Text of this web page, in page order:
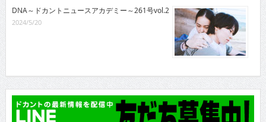
DNA～ドカントニュースアカデミー～261号vol.2
2024/5/20